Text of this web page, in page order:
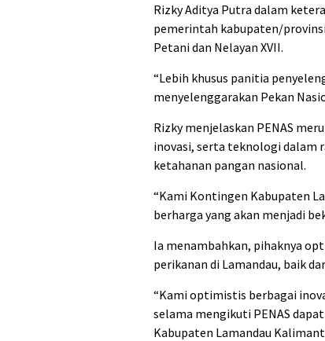
Rizky Aditya Putra dalam
pemerintah kabupaten/
Petani dan Nelayan XVII.
“Lebih khusus panitia
menyelenggarakan Pekan
Rizky menjelaskan PENAS
inovasi, serta teknologi dalam
ketahanan pangan nasional.
“Kami Kontingen Kabupaten
berharga yang akan menjadi
Ia menambahkan, pihaknya
perikanan di Lamandau, baik
“Kami optimistis berbagai
selama mengikuti PENAS
Kabupaten Lamandau